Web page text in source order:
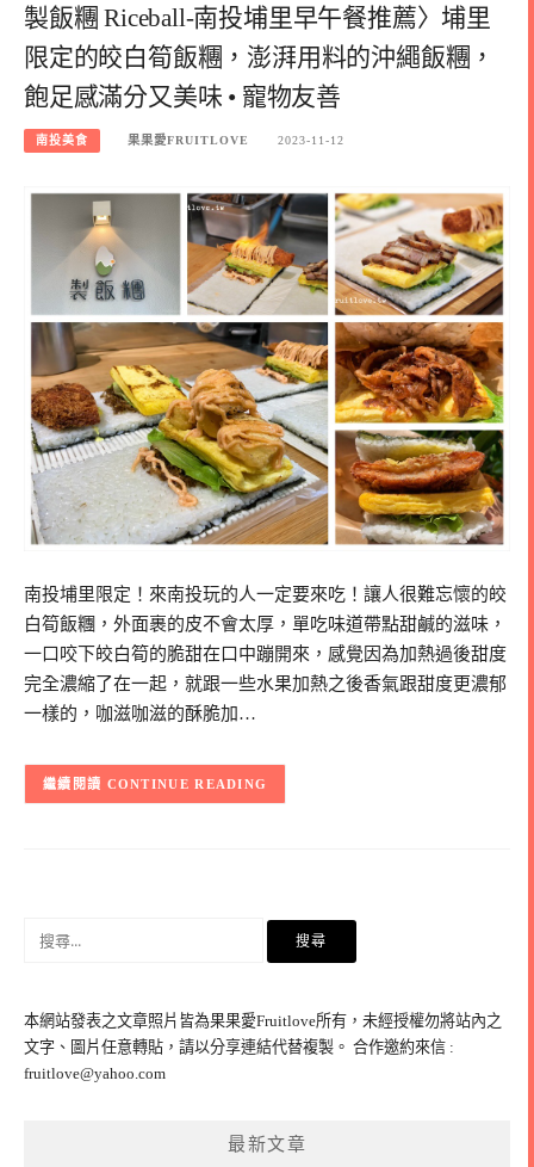
製飯糰 Riceball-南投埔里早午餐推薦〉埔里
限定的皎白筍飯糰，澎湃用料的沖繩飯糰，
飽足感滿分又美味 • 寵物友善
南投美食 果果愛FRUITLOVE 2023-11-12
南投埔里限定！來南投玩的人一定要來吃！讓人很難忘懷的皎
白筍飯糰，外面裹的皮不會太厚，單吃味道帶點甜鹹的滋味，
一口咬下皎白筍的脆甜在口中蹦開來，感覺因為加熱過後甜度
完全濃縮了在一起，就跟一些水果加熱之後香氣跟甜度更濃郁
一樣的，咖滋咖滋的酥脆加…
CONTINUE READING
字:
本網站發表之文章照片皆為果果愛Fruitlove所有，未經授權勿將站內之
文字、圖片任意轉貼，請以分享連結代替複製。 合作邀約來信 :
fruitlove@yahoo.com
最新文章